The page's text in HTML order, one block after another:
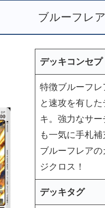
ブルーフレ
デッキコンセプ
特徴ブルーフ
と速攻を有し
キ。強力なサ
も一気に手札
ブルーフレア
ジクロス！
デッキタグ